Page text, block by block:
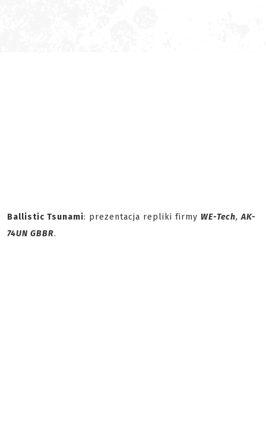
Ballistic Tsunami: prezentacja repliki firmy WE-Tech,AK-
74UN GBBR.